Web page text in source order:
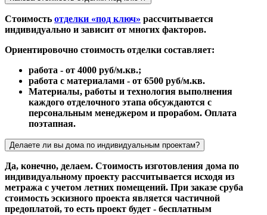
Стоимость отделки «под ключ» рассчитывается
индивидуально и зависит от многих факторов.
Ориентировочно стоимость отделки составляет:
работа - от 4000 руб/м.кв.;
работа с материалами - от 6500 руб/м.кв.
Материалы, работы и технология выполнения
каждого отделочного этапа обсуждаются с
персональным менеджером и прорабом. Оплата
поэтапная.
Делаете ли вы дома по индивидуальным проектам?
Да, конечно, делаем. Стоимость изготовления дома по
индивидуальному проекту рассчитывается исходя из
метража с учетом летних помещений. При заказе сруба
стоимость эскизного проекта является частичной
предоплатой, то есть проект будет - бесплатным